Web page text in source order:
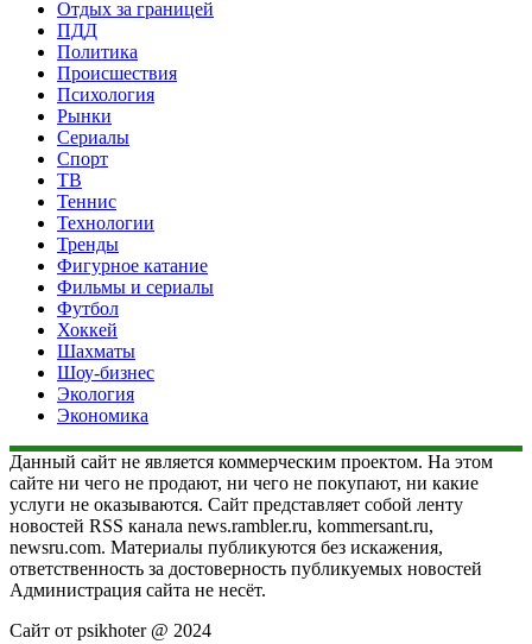
Отдых за границей
ПДД
Политика
Происшествия
Психология
Рынки
Сериалы
Спорт
ТВ
Теннис
Технологии
Тренды
Фигурное катание
Фильмы и сериалы
Футбол
Хоккей
Шахматы
Шоу-бизнес
Экология
Экономика
Данный сайт не является коммерческим проектом. На этом
сайте ни чего не продают, ни чего не покупают, ни какие
услуги не оказываются. Сайт представляет собой ленту
новостей RSS канала news.rambler.ru, kommersant.ru,
newsru.com. Материалы публикуются без искажения,
ответственность за достоверность публикуемых новостей
Администрация сайта не несёт.
Сайт от psikhoter @ 2024